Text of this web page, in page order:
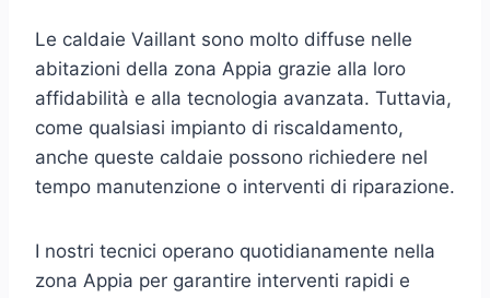
Le caldaie Vaillant sono molto diffuse nelle
abitazioni della zona Appia grazie alla loro
affidabilità e alla tecnologia avanzata. Tuttavia,
come qualsiasi impianto di riscaldamento,
anche queste caldaie possono richiedere nel
tempo manutenzione o interventi di riparazione.
I nostri tecnici operano quotidianamente nella
zona Appia per garantire interventi rapidi e